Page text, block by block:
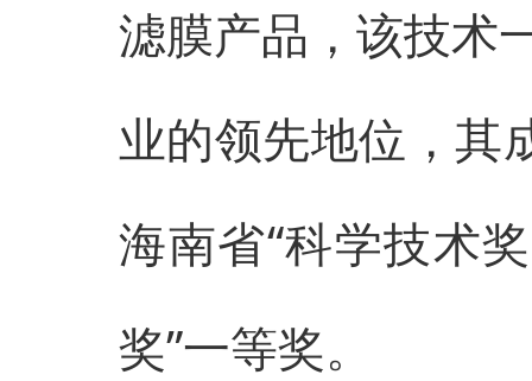
滤膜产品，该技术
业的领先地位，其
海南省“科学技术
奖”一等奖。